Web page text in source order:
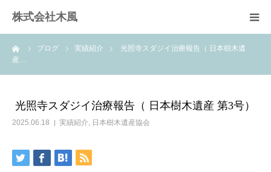
株式会社木風
ブログ 実績紹介
光照寺スダジイ治療報告（ 日本樹木遺
産…
光照寺スダジイ治療報告（ 日本樹木遺産 第3号）
2025.06.18 実績紹介, 日本樹木遺産協会
業務案内
樹木医受験応援講座
お問い合せ